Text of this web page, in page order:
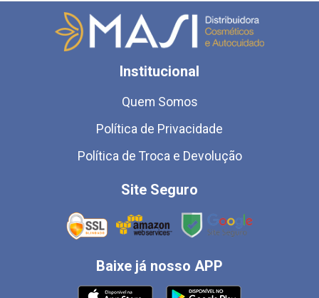
Institucional
Quem Somos
Política de Privacidade
Política de Troca e Devolução
Site Seguro
Baixe já nosso APP